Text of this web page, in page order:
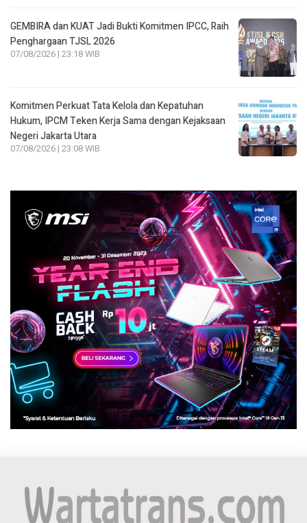
GEMBIRA dan KUAT Jadi Bukti Komitmen IPCC, Raih
Penghargaan TJSL 2026
07/08/2026 | 23:18 WIB
Komitmen Perkuat Tata Kelola dan Kepatuhan
Hukum, IPCM Teken Kerja Sama dengan Kejaksaan
Negeri Jakarta Utara
07/08/2026 | 23:08 WIB